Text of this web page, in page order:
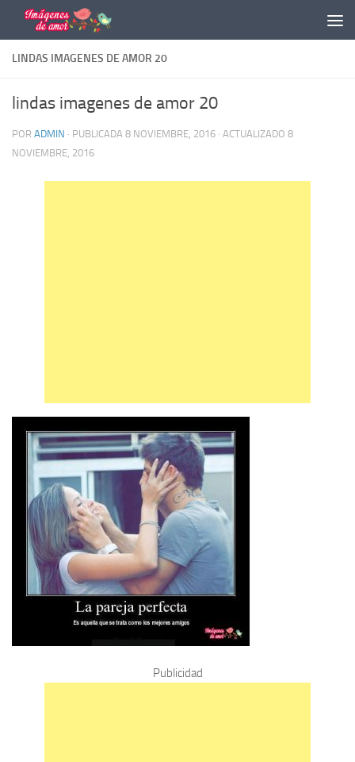
Saltar al contenido
LINDAS IMAGENES DE AMOR 20
lindas imagenes de amor 20
POR ADMIN · PUBLICADA 8 NOVIEMBRE, 2016 · ACTUALIZADO 8
NOVIEMBRE, 2016
Publicidad